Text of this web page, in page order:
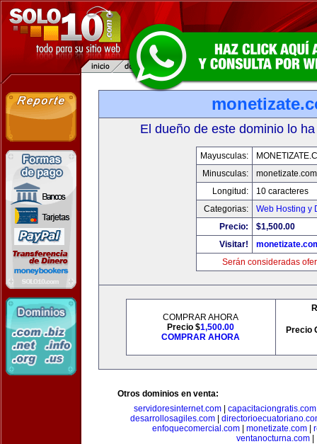
El dueño de este dominio lo
Mayusculas:
Minusculas:
monetizate.com
Longitud:
10 caracteres
Categorias:
Web Hosting y
Precio:
$1,500.00
Visitar!
Serán consideradas
COMPRAR AHORA
Precio $1,500.00
COMPRAR AHORA
Precio
Otros dominios en venta:
servidoresinternet.com| capacitaciongratis.com
desarrollosagiles.com
enfoquecomercial.com
monetizate.com
ventanocturna.com